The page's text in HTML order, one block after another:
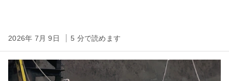
2026年 7月 9日 5 分で読めます